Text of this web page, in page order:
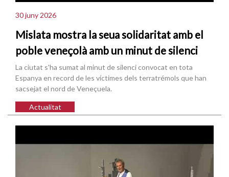
30 juny 2026
Mislata mostra la seua solidaritat amb el
poble veneçolà amb un minut de silenci
La ciutat s'ha sumat al minut de silenci convocat en tota
Espanya en record de les víctimes dels terratrémols que han
sacsejat el nord de Veneçuela.
Actualitat